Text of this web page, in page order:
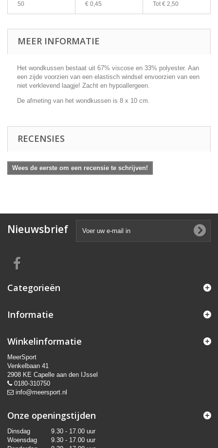
50 € 0,45 Tot€ 2,50
MEER INFORMATIE
Het wondkussen bestaat uit 67% viscose en 33% polyester. Aan
een zijde voorzien van een elastisch windsel envoorzien van een
niet verklevend laagje! Zacht en hypoallergeen.
De afmeting van het wondkussen is 8 x 10 cm.
RECENSIES
Wees de eerste om een recensie te schrijven!
Nieuwsbrief
Categorieën
Informatie
Winkelinformatie
MeerSport
Venkelbaan 41
2908 KE Capelle aan den IJssel
0180-310750
info@meersport.nl
Onze openingstijden
Dinsdag
9.30 - 17.00 uur
Woensdag
9.30 - 17.00 uur